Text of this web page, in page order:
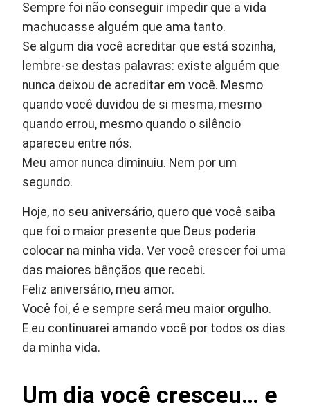
Sempre foi não conseguir impedir que a vida
machucasse alguém que ama tanto.
Se algum dia você acreditar que está sozinha,
lembre-se destas palavras: existe alguém que
nunca deixou de acreditar em você. Mesmo
quando você duvidou de si mesma, mesmo
quando errou, mesmo quando o silêncio
apareceu entre nós.
Meu amor nunca diminuiu. Nem por um
segundo.
Hoje, no seu aniversário, quero que você saiba
que foi o maior presente que Deus poderia
colocar na minha vida. Ver você crescer foi uma
das maiores bênçãos que recebi.
Feliz aniversário, meu amor.
Você foi, é e sempre será meu maior orgulho.
E eu continuarei amando você por todos os dias
da minha vida.
Um dia você cresceu… e